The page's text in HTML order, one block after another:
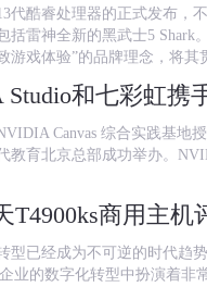
代酷睿处理器的正式发布，
括雷神全新的黑武士5 Shark
游戏体验”的品牌理念，将
Canvas 综合实践基地
教育北京总部成功举办。
型已经成为不可逆的时代趋
业的数字化转型中扮演着非